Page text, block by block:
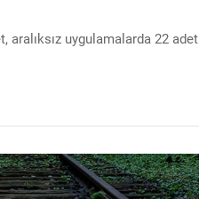
aralıksız uygulamalarda 22 adet